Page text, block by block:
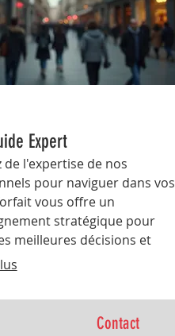
Expert
de l'expertise de nos
pour naviguer dans vos
vous offre un
stratégique pour
meilleures décisions et
ambitions.
Contact